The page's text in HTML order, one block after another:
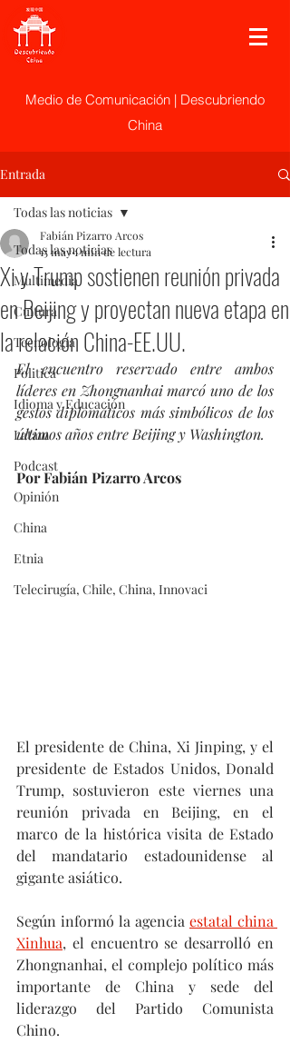
Medio de Comunicación | Descubriendo
China
Entrada
Todas las noticias
Multimedia
Cultura
Tecnología
Politica
Idioma y Educación
Latam
Podcast
Opinión
China
Etnia
Telecirugía, Chile, China, Innovaci
Todas las noticias
Xi y Trump sostienen reunión privada
en Beijing y proyectan nueva etapa en
la relación China-EE.UU.
Fabián Pizarro Arcos
15 may1 min de lectura
El encuentro reservado entre ambos
líderes en Zhongnanhai marcó uno de los
gestos diplomáticos más simbólicos de los
últimos años entre Beijing y Washington.
Por Fabián Pizarro Arcos
El presidente de China, Xi Jinping, y el
presidente de Estados Unidos, Donald
Trump, sostuvieron este viernes una
reunión privada en Beijing, en el
marco de la histórica visita de Estado
del mandatario estadounidense al
gigante asiático.
Según informó la agencia estatal china
Xinhua, el encuentro se desarrolló en
Zhongnanhai, el complejo político más
importante de China y sede del
liderazgo del Partido Comunista
Chino.